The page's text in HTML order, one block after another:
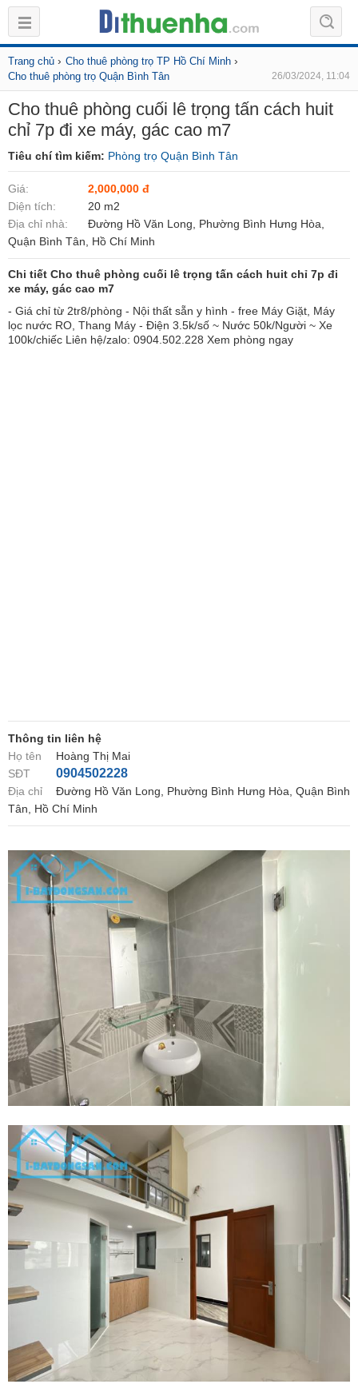
Trang chủ › Cho thuê phòng trọ TP Hồ Chí Minh ›
Cho thuê phòng trọ Quận Bình Tân 26/03/2024, 11:04
Cho thuê phòng cuối lê trọng tấn cách huit
chỉ 7p đi xe máy, gác cao m7
Tiêu chí tìm kiếm: Phòng trọ Quận Bình Tân
Giá:
2,000,000 đ
Diện tích:
20 m2
Địa chỉ nhà:
Đường Hồ Văn Long, Phường Bình Hưng Hòa,
Quận Bình Tân, Hồ Chí Minh
Chi tiết Cho thuê phòng cuối lê trọng tấn cách huit chỉ 7p đi
xe máy, gác cao m7
- Giá chỉ từ 2tr8/phòng - Nội thất sẵn y hình - free Máy Giặt, Máy
lọc nước RO, Thang Máy - Điện 3.5k/số ~ Nước 50k/Người ~ Xe
100k/chiếc Liên hệ/zalo: 0904.502.228 Xem phòng ngay
Thông tin liên hệ
Họ tên
Hoàng Thị Mai
SĐT
0904502228
Địa chỉ
Đường Hồ Văn Long, Phường Bình Hưng Hòa, Quận Bình
Tân, Hồ Chí Minh